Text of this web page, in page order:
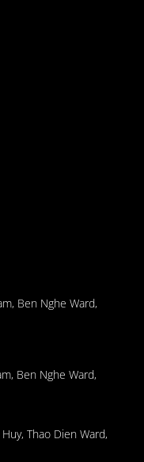
Ben Nghe Ward,
Ben Nghe Ward,
Thao Dien Ward,